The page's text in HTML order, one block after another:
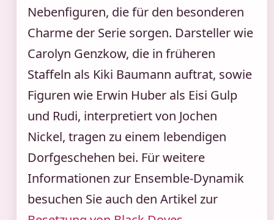
Nebenfiguren, die für den besonderen
Charme der Serie sorgen. Darsteller wie
Carolyn Genzkow, die in früheren
Staffeln als Kiki Baumann auftrat, sowie
Figuren wie Erwin Huber als Eisi Gulp
und Rudi, interpretiert von Jochen
Nickel, tragen zu einem lebendigen
Dorfgeschehen bei. Für weitere
Informationen zur Ensemble-Dynamik
besuchen Sie auch den Artikel zur